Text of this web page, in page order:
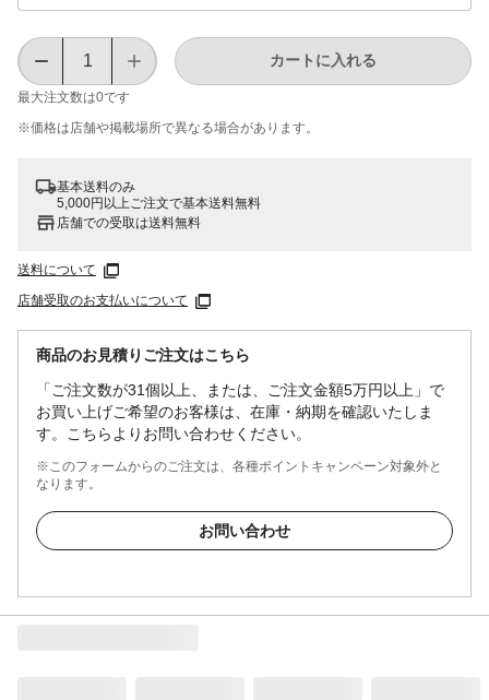
最大注文数は0です
カートに入れる
※価格は​店舗や​掲載場所で​異なる​場合が​あります。
基本送料のみ
5,000円以上ご注文で基本送料無料
店舗での受取は送料無料
送料について
店舗受取のお支払いについて
商品のお見積りご注文はこちら
「ご注文数が31個以上、または、ご注文金額5万円以上」で
お買い上げご希望のお客様は、在庫・納期を確認いたしま
す。こちらよりお問い合わせください。
※このフォームからのご注文は、各種ポイントキャンペーン対象外と
なります。
お問い合わせ